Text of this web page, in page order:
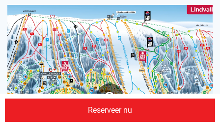
Reserveer nu